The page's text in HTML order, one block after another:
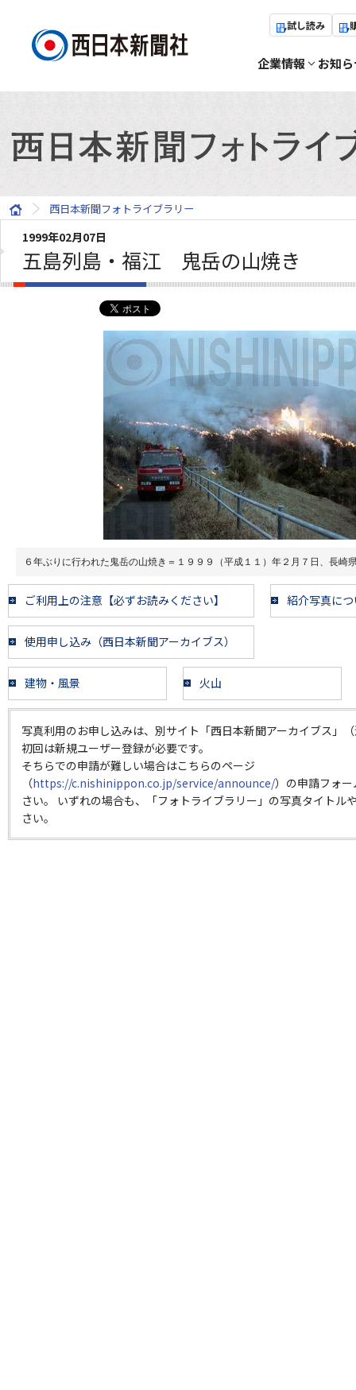
試し読み
企業情報 お知
西日本新聞フォトライブラリー
1999年02月07日
五島列島・福江 鬼岳の山焼き
６年ぶりに行われた鬼岳の山焼き＝１９９９（平成１１）年２月７日、長崎
ご利用上の注意【必ずお読みください】 紹介写真に
使用申し込み（西日本新聞アーカイブス）
建物・風景 火山
写真利用のお申し込みは、別サイト「西日本新聞アーカイブス」
初回は新規ユーザー登録が必要です。
そちらでの申請が難しい場合はこちらのページ
（https://c.nishinippon.co.jp/service/announce/）の申請フォ
さい。 いずれの場合も、「フォトライブラリー」の写真タイトル
さい。